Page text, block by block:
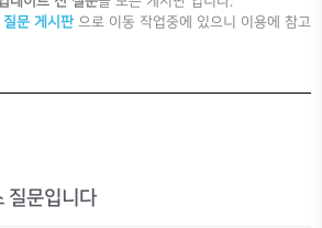
문 게시판 으로 이동 작업중에 있으니 이용에 참고
질문입니다